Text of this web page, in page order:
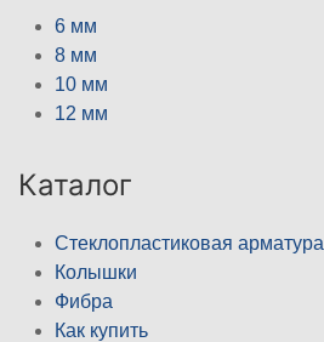
6 мм
8 мм
10 мм
12 мм
Каталог
Стеклопластиковая арматура
Колышки
Фибра
Как купить